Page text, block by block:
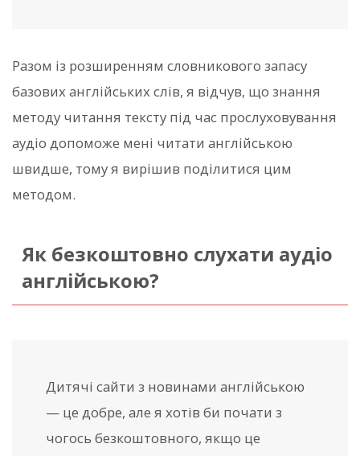
Разом із розширенням словникового запасу
базових англійських слів, я відчув, що знання
методу читання тексту під час прослуховування
аудіо допоможе мені читати англійською
швидше, тому я вирішив поділитися цим
методом.
Як безкоштовно слухати аудіо
англійською?
Дитячі сайти з новинами англійською
— це добре, але я хотів би почати з
чогось безкоштовного, якщо це